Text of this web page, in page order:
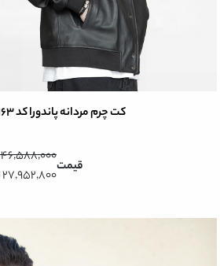
کت چرم مردانه پاندورا کد PCM163
قیمت
46,588,000 تومان
27,952,800 تومان